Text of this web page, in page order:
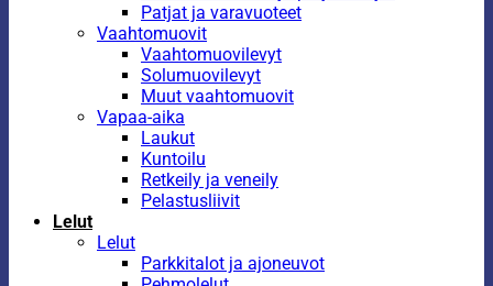
Patjat ja varavuoteet
Vaahtomuovit
Vaahtomuovilevyt
Solumuovilevyt
Muut vaahtomuovit
Vapaa-aika
Laukut
Kuntoilu
Retkeily ja veneily
Pelastusliivit
Lelut
Lelut
Parkkitalot ja ajoneuvot